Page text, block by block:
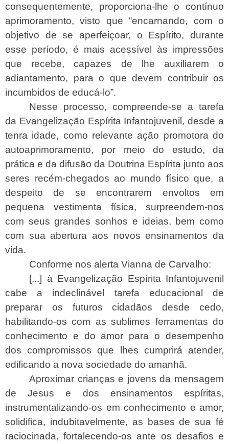
consequentemente, proporciona-lhe o contínuo
aprimoramento, visto que “encarnando, com o
objetivo de se aperfeiçoar, o Espírito, durante
esse período, é mais acessível às impressões
que recebe, capazes de lhe auxiliarem o
adiantamento, para o que devem contribuir os
incumbidos de educá-lo”.
Nesse processo, compreende-se a tarefa
da Evangelização Espírita Infantojuvenil, desde a
tenra idade, como relevante ação promotora do
autoaprimoramento, por meio do estudo, da
prática e da difusão da Doutrina Espírita junto aos
seres recém-chegados ao mundo físico que, a
despeito de se encontrarem envoltos em
pequena vestimenta física, surpreendem-nos
com seus grandes sonhos e ideias, bem como
com sua abertura aos novos ensinamentos da
vida.
Conforme nos alerta Vianna de Carvalho:
[...] à Evangelização Espírita Infantojuvenil
cabe a indeclinável tarefa educacional de
preparar os futuros cidadãos desde cedo,
habilitando-os com as sublimes ferramentas do
conhecimento e do amor para o desempenho
dos compromissos que lhes cumprirá atender,
edificando a nova sociedade do amanhã.
Aproximar crianças e jovens da mensagem
de Jesus e dos ensinamentos espíritas,
instrumentalizando-os em conhecimento e amor,
solidifica, indubitavelmente, as bases de sua fé
raciocinada, fortalecendo-os ante os desafios e